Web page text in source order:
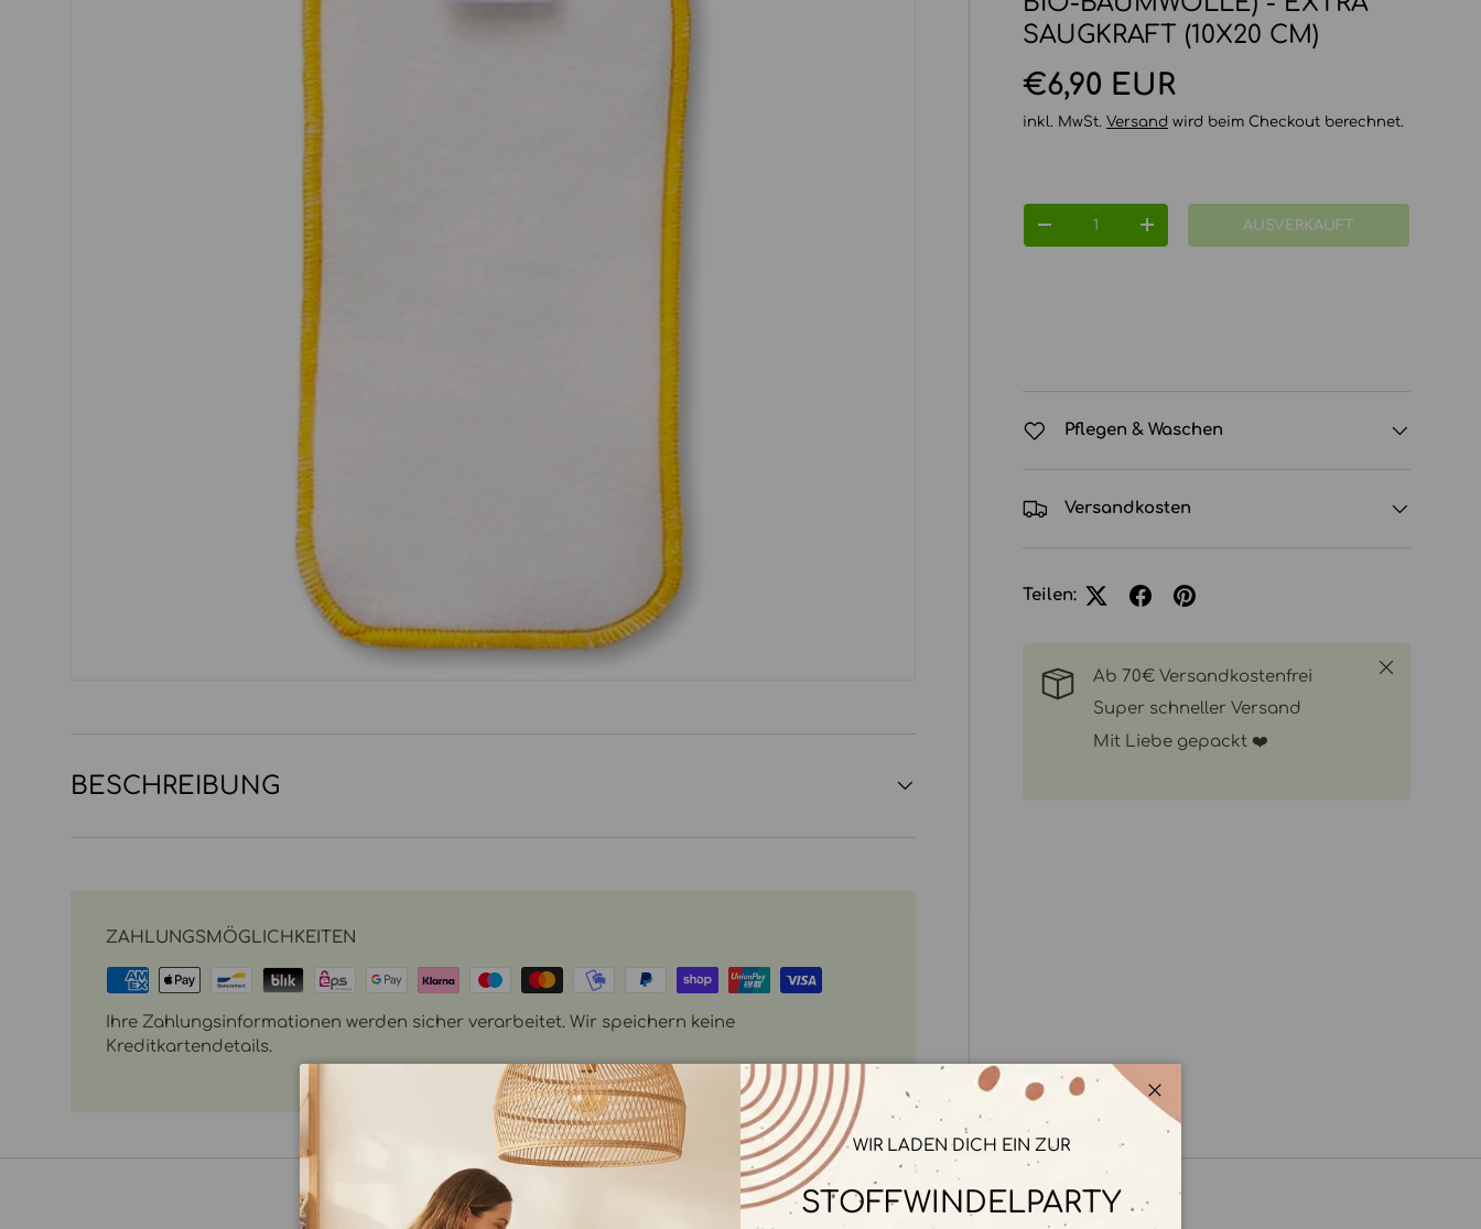
SAUGKRAFT (10X20 CM)
Normaler Preis
€6,90 EUR
inkl. MwSt. Versand wird beim Checkout berechnet.
MENGE VERRINGERNMENGE ERHÖHENAUSVERKAUFT
Pflegen & Waschen
Versandkosten
Teilen:
Ab 70€ Versandkostenfrei
Super schneller Versand
Mit Liebe gepackt ❤️
Schließen
BESCHREIBUNG
ZAHLUNGSMÖGLICHKEITEN
Ihre Zahlungsinformationen werden sicher verarbeitet. Wir speichern keine
Kreditkartendetails.
Schließen
WIR LADEN DICH EIN ZUR
STOFFWINDELPARTY